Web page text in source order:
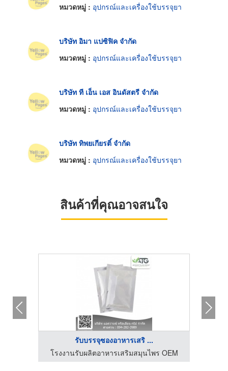
หมวดหมู่ : อุปกรณ์และเครื่องใช้บรรจุยา
บริษัท อิมา แปซิฟิค จำกัด
หมวดหมู่ : อุปกรณ์และเครื่องใช้บรรจุยา
บริษัท ที เอ็น เอส อินดัสตรี จำกัด
หมวดหมู่ : อุปกรณ์และเครื่องใช้บรรจุยา
บริษัท ทิพยเกียรติ์ จำกัด
หมวดหมู่ : อุปกรณ์และเครื่องใช้บรรจุยา
สินค้าที่คุณอาจสนใจ
รับบรรจุซองอาหารเสริ ...
โรงงานรับผลิตอาหารเสริมสมุนไพร OEM